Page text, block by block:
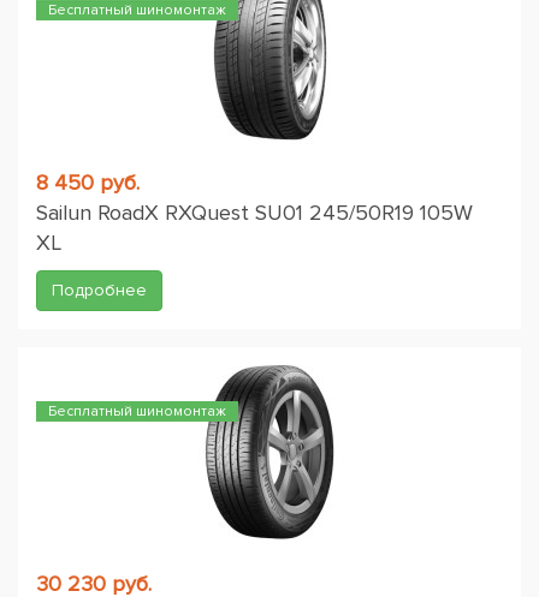
Бесплатный шиномонтаж
8 450 руб.
Sailun RoadX RXQuest SU01 245/50R19 105W
XL
Подробнее
Бесплатный шиномонтаж
30 230 руб.